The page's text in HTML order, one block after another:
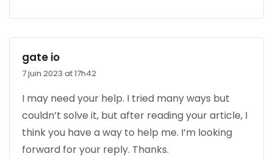
gate io
7 juin 2023 at 17h42
I may need your help. I tried many ways but
couldn’t solve it, but after reading your article, I
think you have a way to help me. I’m looking
forward for your reply. Thanks.